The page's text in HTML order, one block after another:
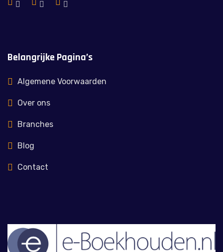
Belangrijke Pagina’s
Algemene Voorwaarden
Over ons
Branches
Blog
Contact